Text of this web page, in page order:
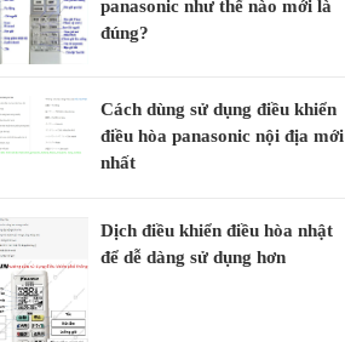
panasonic như thế nào mới là
đúng?
Cách dùng sử dụng điều khiển
điều hòa panasonic nội địa mới
nhất
Dịch điều khiển điều hòa nhật
để dễ dàng sử dụng hơn